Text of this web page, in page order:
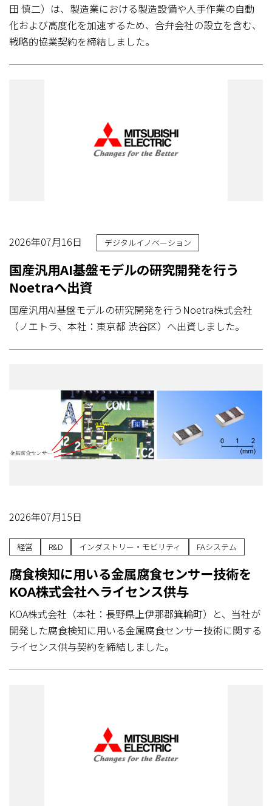
田 慎二）は、製造業における製造設備や人手作業の自動
化および高度化を加速するため、合弁会社の設立を含む、
戦略的協業契約を締結しました。
2026年07月16日 デジタルイノベーション
国産汎用AI基盤モデルの研究開発を行う
Noetraへ出資
国産汎用AI基盤モデルの研究開発を行うNoetra株式会社
（ノエトラ、本社：東京都 渋谷区）へ出資しました。
2026年07月15日
経営 R&D インダストリー・モビリティ FAシステム
腐食検知に用いる金属腐食センサー技術を
KOA株式会社へライセンス供与
KOA株式会社（本社：長野県上伊那郡箕輪町）と、当社が
開発した腐食検知に用いる金属腐食センサー技術に関する
ライセンス供与契約を締結しました。